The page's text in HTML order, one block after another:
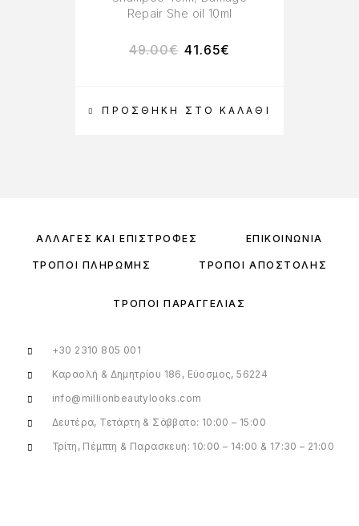
ΠΡΟΣΘΉΚΗ ΣΤΟ ΚΑΛΆΘΙ
Repair She oil 10ml
49.00€ 41.65€
ΑΛΛΑΓΈΣ ΚΑΙ ΕΠΙΣΤΡΟΦΈΣ ΕΠΙΚΟΙΝΩΝΊΑ
ΤΡΌΠΟΙ ΠΛΗΡΩΜΉΣ ΤΡΌΠΟΙ ΑΠΟΣΤΟΛΉΣ
ΤΡΌΠΟΙ ΠΑΡΑΓΓΕΛΊΑΣ
+30 2310 805 001
Καραολή & Δημητρίου 186, Εύοσμος, 56224
info@millionbeautylooks.com
Δευτέρα, Τετάρτη & Σάββατο: 10:00 – 15:00
Τρίτη, Πέμπτη & Παρασκευή: 10:00 – 14:00 & 17:30 – 21:00